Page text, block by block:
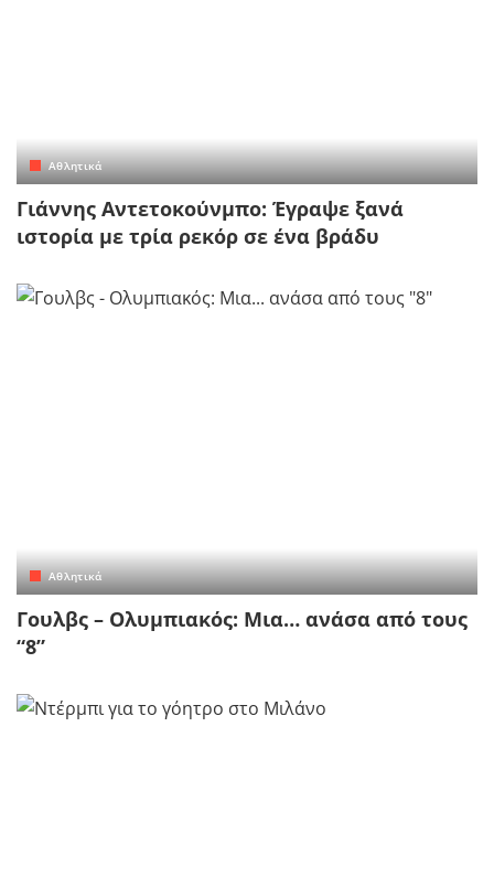
Αθλητικά
Γιάννης Αντετοκούνμπο: Έγραψε ξανά
ιστορία με τρία ρεκόρ σε ένα βράδυ
Αθλητικά
Γουλβς – Ολυμπιακός: Μια… ανάσα από τους
“8”